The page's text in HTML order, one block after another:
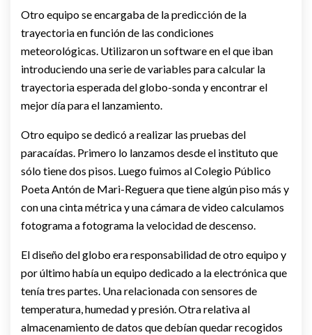
Otro equipo se encargaba de la predicción de la
trayectoria en función de las condiciones
meteorológicas. Utilizaron un software en el que iban
introduciendo una serie de variables para calcular la
trayectoria esperada del globo-sonda y encontrar el
mejor día para el lanzamiento.
Otro equipo se dedicó a realizar las pruebas del
paracaídas. Primero lo lanzamos desde el instituto que
sólo tiene dos pisos. Luego fuimos al Colegio Público
Poeta Antón de Mari-Reguera que tiene algún piso más y
con una cinta métrica y una cámara de video calculamos
fotograma a fotograma la velocidad de descenso.
El diseño del globo era responsabilidad de otro equipo y
por último había un equipo dedicado a la electrónica que
tenía tres partes. Una relacionada con sensores de
temperatura, humedad y presión. Otra relativa al
almacenamiento de datos que debían quedar recogidos